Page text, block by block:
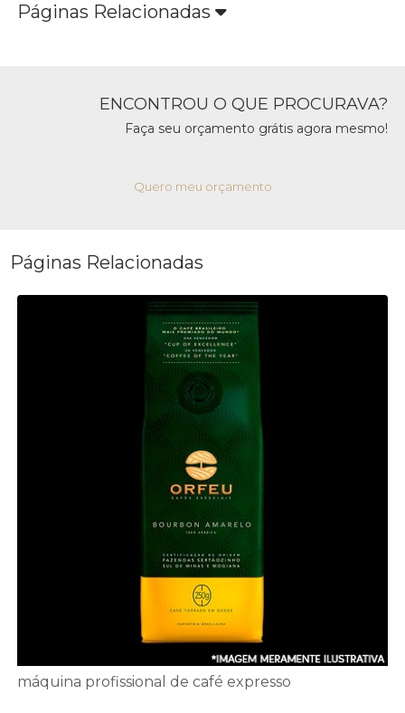
Páginas Relacionadas
ENCONTROU O QUE PROCURAVA?
Faça seu orçamento grátis agora mesmo!
Quero meu orçamento
Páginas Relacionadas
máquina profissional de café expresso